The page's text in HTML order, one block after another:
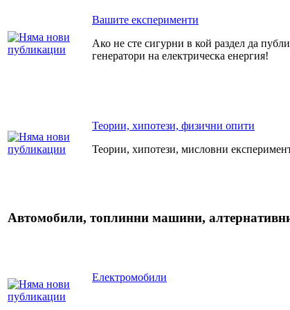
Вашите експерименти
Ако не сте сигурни в кой раздел да
генератори на електрическа енергия!
Теории, хипотези, физични опити
Теории, хипотези, мисловни
Автомобили, топлинни машини,
Електромобили